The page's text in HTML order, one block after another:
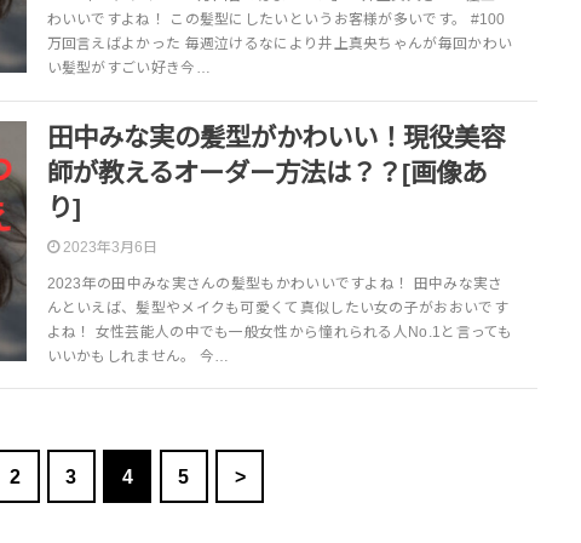
わいいですよね！ この髪型にしたいというお客様が多いです。 #100
万回言えばよかった 毎週泣けるなにより井上真央ちゃんが毎回かわい
い髪型がすごい好き今…
田中みな実の髪型がかわいい！現役美容
師が教えるオーダー方法は？？[画像あ
り]
2023年3月6日
2023年の田中みな実さんの髪型もかわいいですよね！ 田中みな実さ
んといえば、髪型やメイクも可愛くて真似したい女の子がおおいです
よね！ 女性芸能人の中でも一般女性から憧れられる人No.1と言っても
いいかもしれません。 今…
2 3 4 5 >